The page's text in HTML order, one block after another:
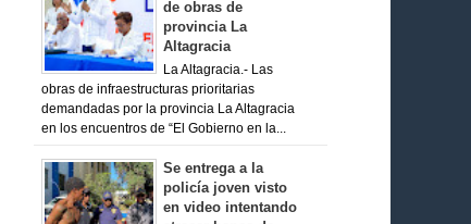
de obras de
provincia La
Altagracia
La Altagracia.- Las
obras de infraestructuras prioritarias
demandadas por la provincia La Altagracia
en los encuentros de “El Gobierno en la...
Se entrega a la
policía joven visto
en video intentando